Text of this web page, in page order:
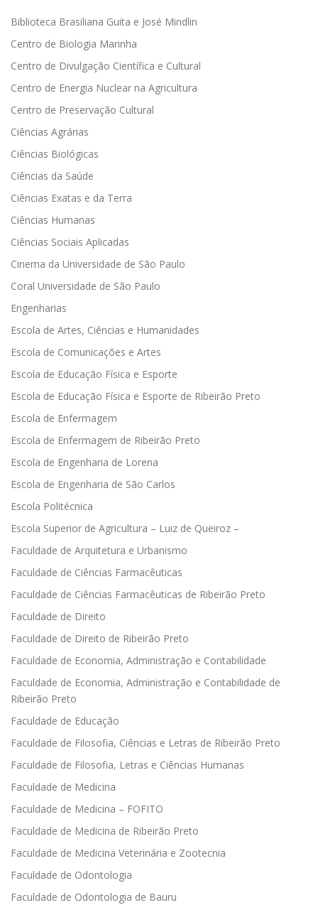
Biblioteca Brasiliana Guita e José Mindlin
Centro de Biologia Marinha
Centro de Divulgação Científica e Cultural
Centro de Energia Nuclear na Agricultura
Centro de Preservação Cultural
Ciências Agrárias
Ciências Biológicas
Ciências da Saúde
Ciências Exatas e da Terra
Ciências Humanas
Ciências Sociais Aplicadas
Cinema da Universidade de São Paulo
Coral Universidade de São Paulo
Engenharias
Escola de Artes, Ciências e Humanidades
Escola de Comunicações e Artes
Escola de Educação Física e Esporte
Escola de Educação Física e Esporte de Ribeirão Preto
Escola de Enfermagem
Escola de Enfermagem de Ribeirão Preto
Escola de Engenharia de Lorena
Escola de Engenharia de São Carlos
Escola Politécnica
Escola Superior de Agricultura – Luiz de Queiroz –
Faculdade de Arquitetura e Urbanismo
Faculdade de Ciências Farmacêuticas
Faculdade de Ciências Farmacêuticas de Ribeirão Preto
Faculdade de Direito
Faculdade de Direito de Ribeirão Preto
Faculdade de Economia, Administração e Contabilidade
Faculdade de Economia, Administração e Contabilidade de
Ribeirão Preto
Faculdade de Educação
Faculdade de Filosofia, Ciências e Letras de Ribeirão Preto
Faculdade de Filosofia, Letras e Ciências Humanas
Faculdade de Medicina
Faculdade de Medicina – FOFITO
Faculdade de Medicina de Ribeirão Preto
Faculdade de Medicina Veterinária e Zootecnia
Faculdade de Odontologia
Faculdade de Odontologia de Bauru